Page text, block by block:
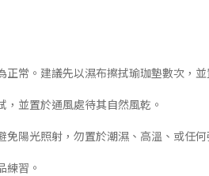
常。建議先以濕布擦拭瑜珈墊數次，
並置於通風處待其自然風乾。
陽光照射，勿置於潮濕、高溫、或任
練習。